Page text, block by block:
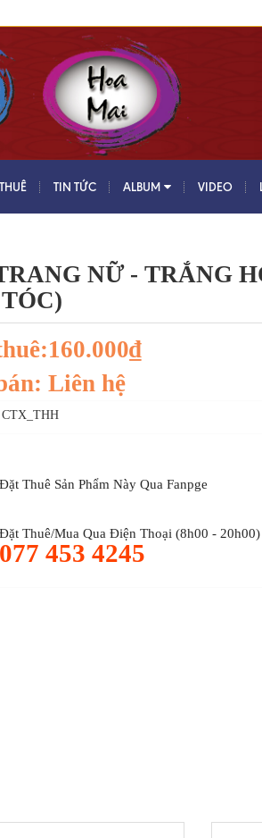
TIN TỨC ALBUM VIDEO
NỮ - TRẮNG
Liên hệ
CTX_THH
Đặt Thuê Sản Phẩm Này Qua Fanpge
Đặt Thuê/mua Qua Điện Thoại (8h00 - 20h00)
077 453 4245